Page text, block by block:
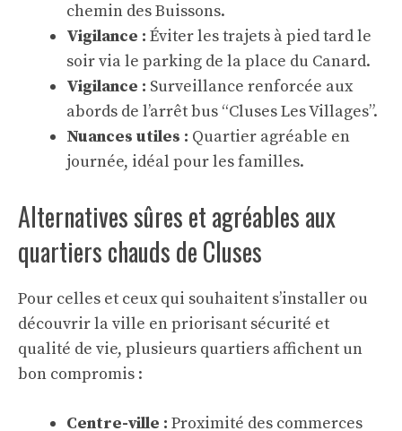
chemin des Buissons.
Vigilance : Éviter les trajets à pied tard le
soir via le parking de la place du Canard.
Vigilance : Surveillance renforcée aux
abords de l’arrêt bus “Cluses Les Villages”.
Nuances utiles : Quartier agréable en
journée, idéal pour les familles.
Alternatives sûres et agréables aux
quartiers chauds de Cluses
Pour celles et ceux qui souhaitent s’installer ou
découvrir la ville en priorisant sécurité et
qualité de vie, plusieurs quartiers affichent un
bon compromis :
Centre-ville : Proximité des commerces